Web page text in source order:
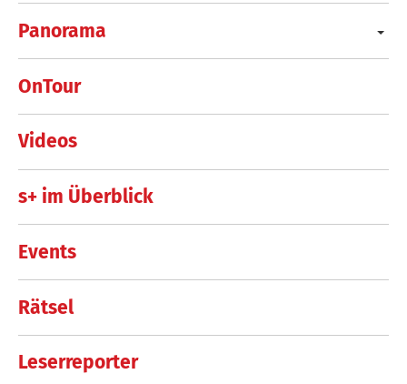
Panorama
OnTour
Videos
s+ im Überblick
Events
Rätsel
Leserreporter